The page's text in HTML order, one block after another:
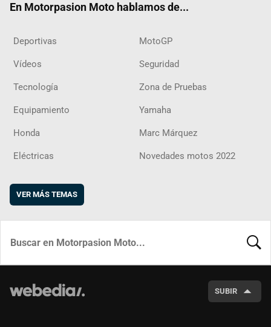
En Motorpasion Moto hablamos de...
Deportivas MotoGP
Vídeos Seguridad
Tecnología Zona de Pruebas
Equipamiento Yamaha
Honda Marc Márquez
Eléctricas Novedades motos 2022
VER MÁS TEMAS
SUBIR